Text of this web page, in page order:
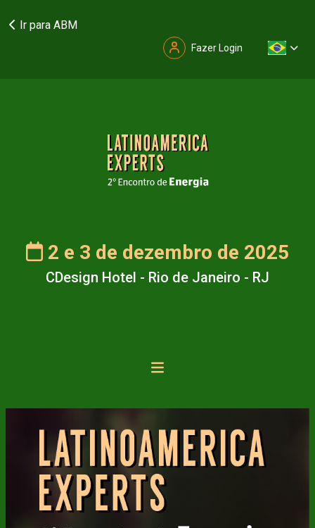
Ir para ABM
Fazer Login
2 e 3 de dezembro de 2025
CDesign Hotel - Rio de Janeiro - RJ